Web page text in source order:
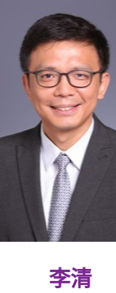
李清